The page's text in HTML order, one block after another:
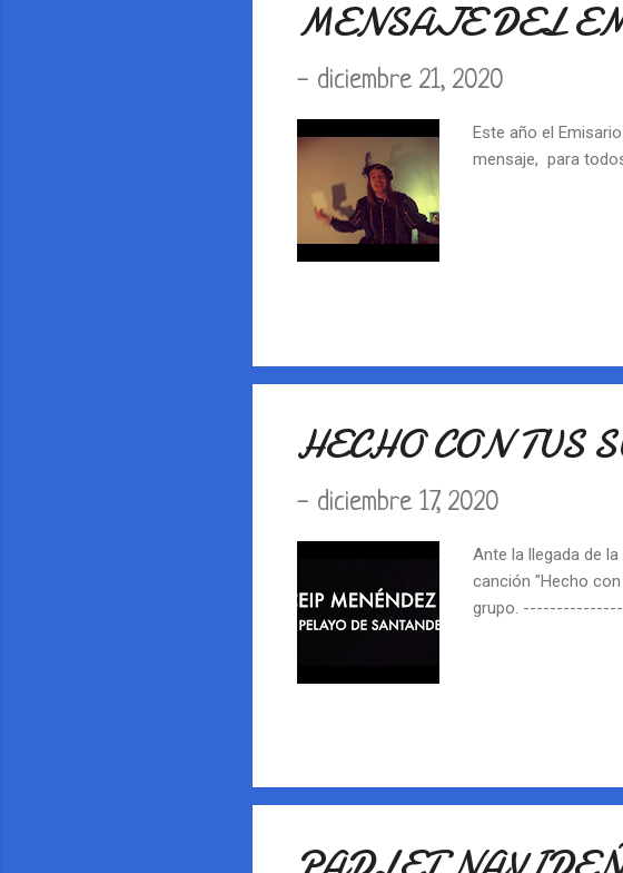
MENSAJE DEL
- diciembre 21, 2020
Este año el
mensaje, para
HECHO CON TUS
- diciembre 17, 2020
Ante la llegada de
canción "Hecho
grupo.